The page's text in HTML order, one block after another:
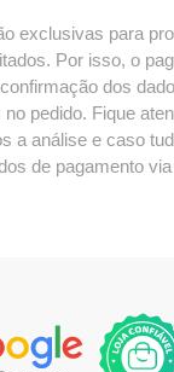
exclusivas para
Por isso, o
dos
pedido. Fique
a análise e caso
de pagamento